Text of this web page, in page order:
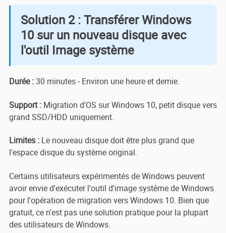
Solution 2 : Transférer Windows
10 sur un nouveau disque avec
l'outil Image système
Durée :30 minutes - Environ une heure et demie.
Support : Migration d'OS sur Windows 10, petit disque vers
grand SSD/HDD uniquement.
Limites : Le nouveau disque doit être plus grand que
l'espace disque du système original.
Certains utilisateurs expérimentés de Windows peuvent
avoir envie d'exécuter l'outil d'image système de Windows
pour l'opération de migration vers Windows 10. Bien que
gratuit, ce n'est pas une solution pratique pour la plupart
des utilisateurs de Windows.